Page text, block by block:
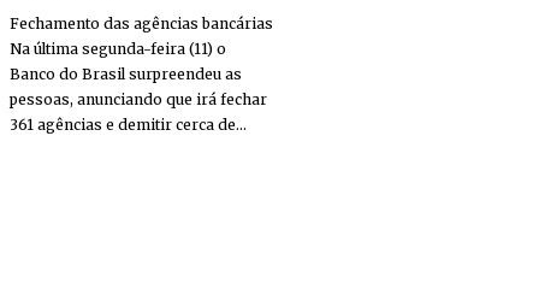
Fechamento das agências bancárias
Na última segunda-feira (11) o
Banco do Brasil surpreendeu as
pessoas, anunciando que irá fechar
361 agências e demitir cerca de...